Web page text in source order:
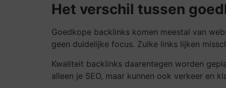
Het verschil tussen
Goedkope backlinks komen meestal van
geen duidelijke focus. Zulke links lijken
Kwaliteit backlinks daarentegen worden
alleen je SEO, maar kunnen ook verkeer en